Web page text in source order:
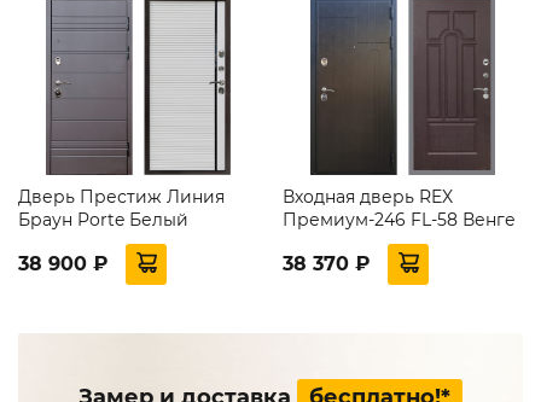
Дверь Престиж Линия
Браун Porte Белый
38 900 ₽
Входная дверь REX
Премиум-246 FL-58 Венге
38 370 ₽
Замер и доставка бесплатно!*